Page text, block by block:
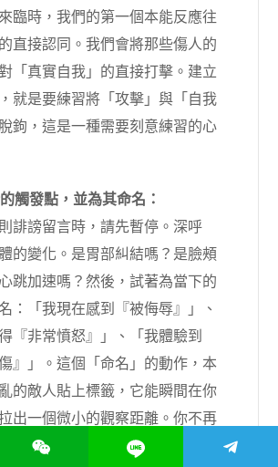
臨時，我們的第一個本能反應往
直接認同。我們會將那些傷人的
「真實自我」的直接打擊。建立
就是要練習將「攻擊」與「自我
鉤，這是一種需要刻意練習的心
觸發點，並為其命名：
誹謗留言時，請先暫停。深呼
的變化。是胃部糾結嗎？是臉頰
跳加速嗎？然後，試著為當下的
：「我現在感到『被侮辱』」、
『非常憤怒』」、「我體驗到
』」。這個「命名」的動作，本
的敵人貼上標籤，它能瞬間在你
出一個微小的觀察距離。你不再
」，而是「正在『經驗』憤